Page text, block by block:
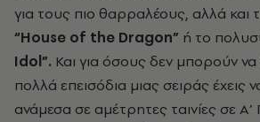
για τους πιο θαρραλέους, αλλά και
“House of the Dragon” ή το
Idol”. Και για όσους δεν μπορούν
πολλά επεισόδια μιας σειράς έχεις
ανάμεσα σε αμέτρητες ταινίες σε